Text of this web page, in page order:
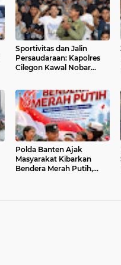
Sportivitas dan Jalin
Persaudaraan: Kapolres
Cilegon Kawal Nobar
Kondusif
Polda Banten Ajak
Masyarakat Kibarkan
Bendera Merah Putih,